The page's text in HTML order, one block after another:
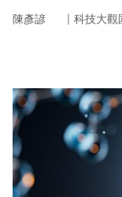
陳彥諺 ｜ 科技大觀